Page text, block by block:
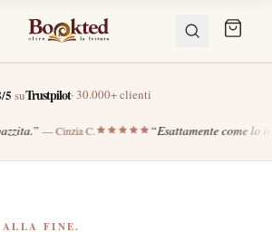
profumi: componi la box scegliendo ogni
5 suTrustpilot· 30.000+ clienti
come lo immaginavo, anzi meglio.”—
FINE.